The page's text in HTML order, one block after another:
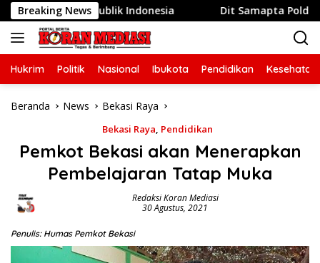
Langsung
ke
konten
Breaking News
Republik Indonesia Dit Samapta Polda Metro Jaya
Hukrim Politik Nasional Ibukota Pendidikan Kesehatan
Beranda News Bekasi Raya
Bekasi Raya, Pendidikan
Pemkot Bekasi akan Menerapkan
Pembelajaran Tatap Muka
Redaksi Koran Mediasi
30 Agustus, 2021
Penulis: Humas Pemkot Bekasi